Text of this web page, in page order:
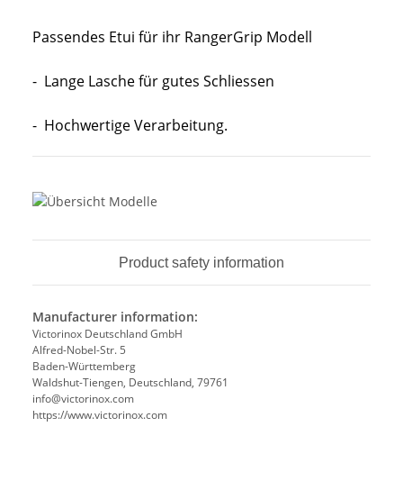
Passendes Etui für ihr RangerGrip Modell
- Lange Lasche für gutes Schliessen
- Hochwertige Verarbeitung.
Product safety information
Manufacturer information:
Victorinox Deutschland GmbH
Alfred-Nobel-Str. 5
Baden-Württemberg
Waldshut-Tiengen, Deutschland, 79761
info@victorinox.com
https://www.victorinox.com